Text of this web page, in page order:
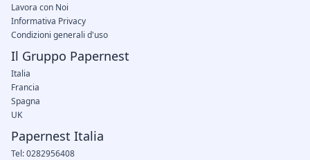
Lavora con Noi
Informativa Privacy
Condizioni generali d'uso
Il Gruppo Papernest
Italia
Francia
Spagna
UK
Papernest Italia
Tel: 0282956408